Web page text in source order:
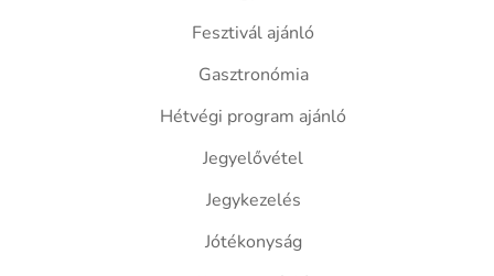
Fesztivál ajánló
Gasztronómia
Hétvégi program ajánló
Jegyelővétel
Jegykezelés
Jótékonyság